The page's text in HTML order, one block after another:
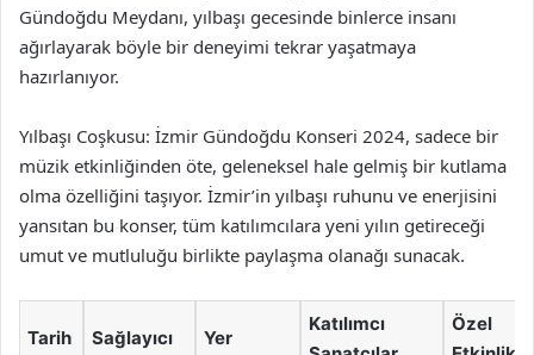
Gündoğdu Meydanı, yılbaşı gecesinde binlerce insanı
ağırlayarak böyle bir deneyimi tekrar yaşatmaya
hazırlanıyor.
Yılbaşı Coşkusu: İzmir Gündoğdu Konseri 2024, sadece bir
müzik etkinliğinden öte, geleneksel hale gelmiş bir kutlama
olma özelliğini taşıyor. İzmir’in yılbaşı ruhunu ve enerjisini
yansıtan bu konser, tüm katılımcılara yeni yılın getireceği
umut ve mutluluğu birlikte paylaşma olanağı sunacak.
Tarih Sağlayıcı Yer
Katılımcı
Özel